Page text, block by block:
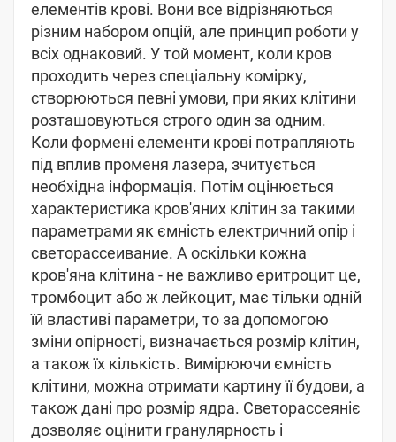
елементів крові. Вони все відрізняються
різним набором опцій, але принцип роботи у
всіх однаковий. У той момент, коли кров
проходить через спеціальну комірку,
створюються певні умови, при яких клітини
розташовуються строго один за одним.
Коли формені елементи крові потрапляють
під вплив променя лазера, зчитується
необхідна інформація. Потім оцінюється
характеристика кров'яних клітин за такими
параметрами як ємність електричний опір і
светорассеивание. А оскільки кожна
кров'яна клітина - не важливо еритроцит це,
тромбоцит або ж лейкоцит, має тільки одній
їй властиві параметри, то за допомогою
зміни опірності, визначається розмір клітин,
а також їх кількість. Вимірюючи ємність
клітини, можна отримати картину її будови, а
також дані про розмір ядра. Светорассеяніє
дозволяє оцінити гранулярность і